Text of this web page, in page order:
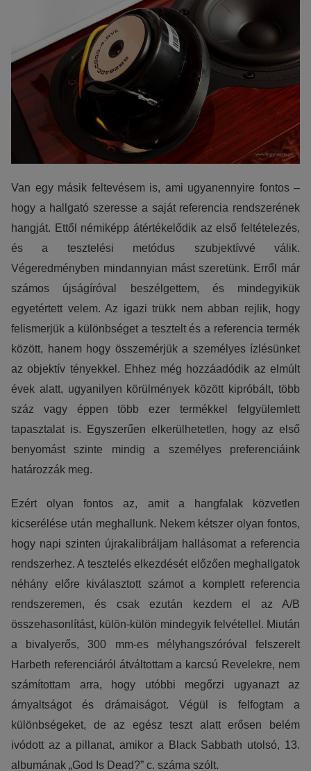
Van egy másik feltevésem is, ami ugyanennyire fontos –
hogy a hallgató szeresse a saját referencia rendszerének
hangját. Ettől némiképp átértékelődik az első feltételezés,
és a tesztelési metódus szubjektívvé válik.
Végeredményben mindannyian mást szeretünk. Erről már
számos újságíróval beszélgettem, és mindegyikük
egyetértett velem. Az igazi trükk nem abban rejlik, hogy
felismerjük a különbséget a tesztelt és a referencia termék
között, hanem hogy összemérjük a személyes ízlésünket
az objektív tényekkel. Ehhez még hozzáadódik az elmúlt
évek alatt, ugyanilyen körülmények között kipróbált, több
száz vagy éppen több ezer termékkel felgyülemlett
tapasztalat is. Egyszerűen elkerülhetetlen, hogy az első
benyomást szinte mindig a személyes preferenciáink
határozzák meg.
Ezért olyan fontos az, amit a hangfalak közvetlen
kicserélése után meghallunk. Nekem kétszer olyan fontos,
hogy napi szinten újrakalibráljam hallásomat a referencia
rendszerhez. A tesztelés elkezdését előzően meghallgatok
néhány előre kiválasztott számot a komplett referencia
rendszeremen, és csak ezután kezdem el az A/B
összehasonlítást, külön-külön mindegyik felvétellel. Miután
a bivalyerős, 300 mm-es mélyhangszóróval felszerelt
Harbeth referenciáról átváltottam a karcsú Revelekre, nem
számítottam arra, hogy utóbbi megőrzi ugyanazt az
árnyaltságot és drámaiságot. Végül is felfogtam a
különbségeket, de az egész teszt alatt erősen belém
ivódott az a pillanat, amikor a Black Sabbath utolsó, 13.
albumának „God Is Dead?” c. száma szólt.